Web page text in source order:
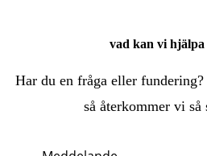
vad kan vi hjälpa
Har du en fråga eller
så återkommer vi så